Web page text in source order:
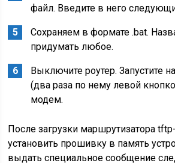
файл. Введите в него
Сохраняем в формате .bat.
придумать любое.
Выключите роутер. Запустите
(два раза по нему левой
модем.
После загрузки маршрутизатора
установить прошивку в память
выдать специальное сообщение